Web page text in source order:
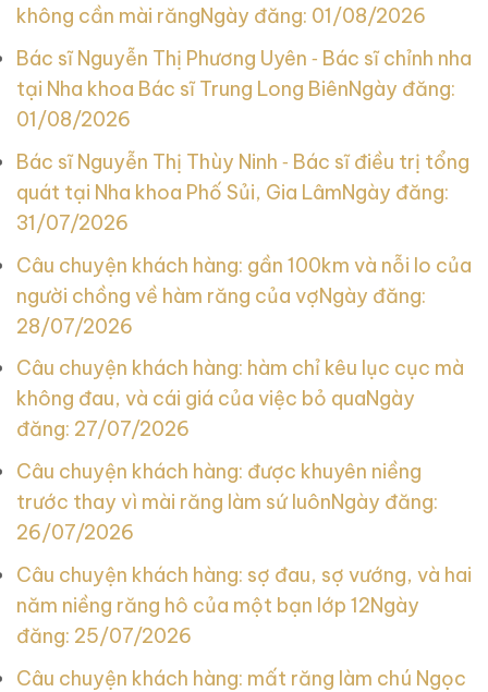
không cần mài răngNgày đăng: 01/08/2026
Bác sĩ Nguyễn Thị Phương Uyên ‑ Bác sĩ chỉnh nha
tại Nha khoa Bác sĩ Trung Long BiênNgày đăng:
01/08/2026
Bác sĩ Nguyễn Thị Thùy Ninh ‑ Bác sĩ điều trị tổng
quát tại Nha khoa Phố Sủi, Gia LâmNgày đăng:
31/07/2026
Câu chuyện khách hàng: gần 100km và nỗi lo của
người chồng về hàm răng của vợNgày đăng:
28/07/2026
Câu chuyện khách hàng: hàm chỉ kêu lục cục mà
không đau, và cái giá của việc bỏ quaNgày
đăng: 27/07/2026
Câu chuyện khách hàng: được khuyên niềng
trước thay vì mài răng làm sứ luônNgày đăng:
26/07/2026
Câu chuyện khách hàng: sợ đau, sợ vướng, và hai
năm niềng răng hô của một bạn lớp 12Ngày
đăng: 25/07/2026
Câu chuyện khách hàng: mất răng làm chú Ngọc